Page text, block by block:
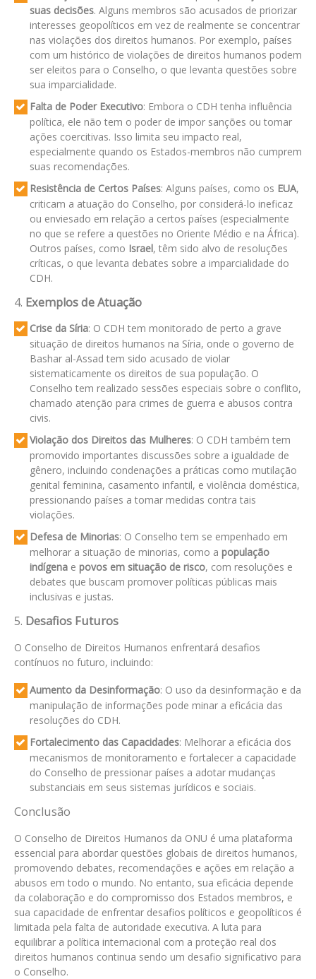
suas decisões. Alguns membros são acusados de priorizar
interesses geopolíticos em vez de realmente se concentrar
nas violações dos direitos humanos. Por exemplo, países
com um histórico de violações de direitos humanos podem
ser eleitos para o Conselho, o que levanta questões sobre
sua imparcialidade.
Falta de Poder Executivo: Embora o CDH tenha influência
política, ele não tem o poder de impor sanções ou tomar
ações coercitivas. Isso limita seu impacto real,
especialmente quando os Estados-membros não cumprem
suas recomendações.
Resistência de Certos Países: Alguns países, como os EUA,
criticam a atuação do Conselho, por considerá-lo ineficaz
ou enviesado em relação a certos países (especialmente
no que se refere a questões no Oriente Médio e na África).
Outros países, como Israel, têm sido alvo de resoluções
críticas, o que levanta debates sobre a imparcialidade do
CDH.
4. Exemplos de Atuação
Crise da Síria: O CDH tem monitorado de perto a grave
situação de direitos humanos na Síria, onde o governo de
Bashar al-Assad tem sido acusado de violar
sistematicamente os direitos de sua população. O
Conselho tem realizado sessões especiais sobre o conflito,
chamado atenção para crimes de guerra e abusos contra
civis.
Violação dos Direitos das Mulheres: O CDH também tem
promovido importantes discussões sobre a igualdade de
gênero, incluindo condenações a práticas como mutilação
genital feminina, casamento infantil, e violência doméstica,
pressionando países a tomar medidas contra tais
violações.
Defesa de Minorias: O Conselho tem se empenhado em
melhorar a situação de minorias, como a população
indígenae povos em situação de risco, com resoluções e
debates que buscam promover políticas públicas mais
inclusivas e justas.
5. Desafios Futuros
O Conselho de Direitos Humanos enfrentará desafios
contínuos no futuro, incluindo:
Aumento da Desinformação: O uso da desinformação e da
manipulação de informações pode minar a eficácia das
resoluções do CDH.
Fortalecimento das Capacidades: Melhorar a eficácia dos
mecanismos de monitoramento e fortalecer a capacidade
do Conselho de pressionar países a adotar mudanças
substanciais em seus sistemas jurídicos e sociais.
Conclusão
O Conselho de Direitos Humanos da ONU é uma plataforma
essencial para abordar questões globais de direitos humanos,
promovendo debates, recomendações e ações em relação a
abusos em todo o mundo. No entanto, sua eficácia depende
da colaboração e do compromisso dos Estados membros, e
sua capacidade de enfrentar desafios políticos e geopolíticos é
limitada pela falta de autoridade executiva. A luta para
equilibrar a política internacional com a proteção real dos
direitos humanos continua sendo um desafio significativo para
o Conselho.